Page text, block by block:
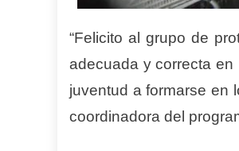
“Felicito al grupo de
adecuada y correcta
juventud a formarse en
coordinadora del